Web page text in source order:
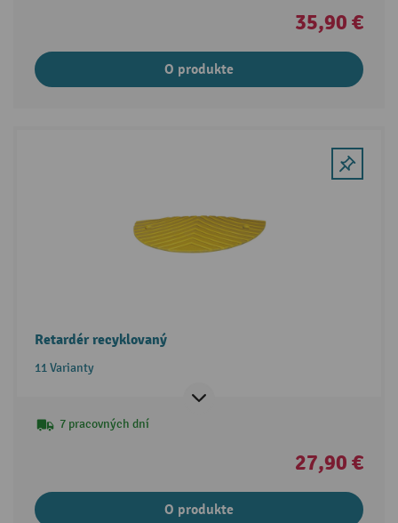
35,90 €
O produkte
Retardér recyklovaný
11 Varianty
7 pracovných dní
27,90 €
O produkte